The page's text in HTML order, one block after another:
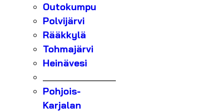
Outokumpu
Polvijärvi
Rääkkylä
Tohmajärvi
Heinävesi
Pohjois-
Karjalan